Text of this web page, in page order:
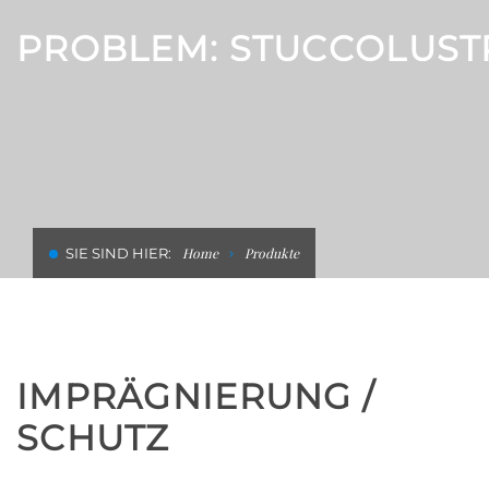
SANIEREN
PROBLEM:
SIE SIND HIER: Home Produkte
IMPRÄGNIERUNG /
SCHUTZ